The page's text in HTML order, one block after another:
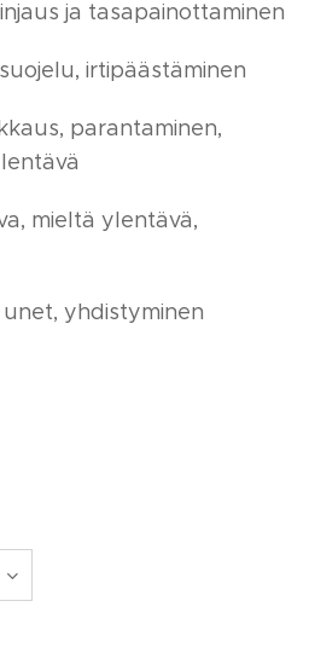
ja tasapainottaminen
irtipäästäminen
parantaminen,
mieltä ylentävä,
unet, yhdistyminen